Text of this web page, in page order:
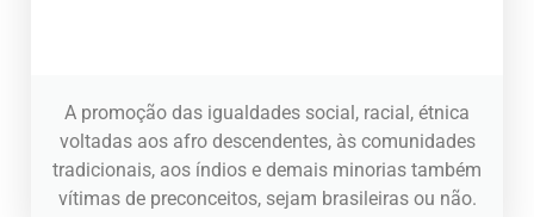
A promoção das igualdades social, racial, étnica
voltadas aos afro descendentes, às comunidades
tradicionais, aos índios e demais minorias também
vítimas de preconceitos, sejam brasileiras ou não.